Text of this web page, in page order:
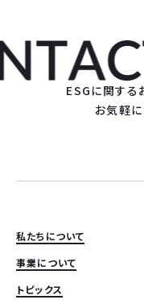
ESGに関する
お気軽に
私たちについて
事業について
トピックス